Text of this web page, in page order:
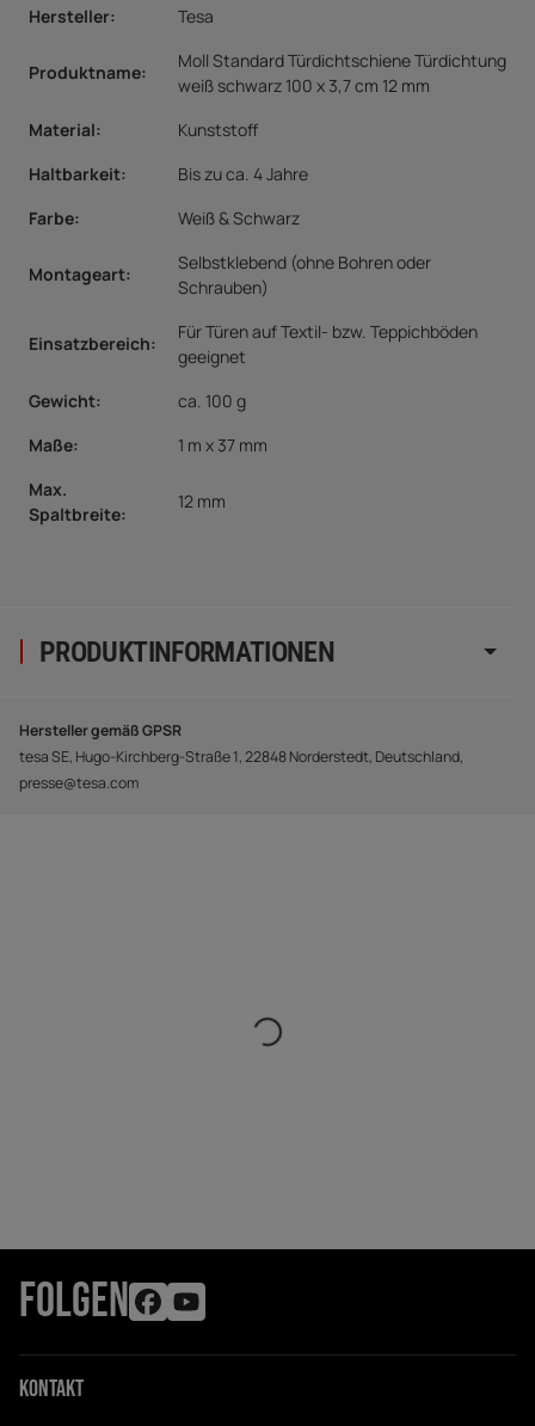
PRODUKTINFORMATIONEN
Hersteller: Tesa
Produktname:
Moll Standard Türdichtschiene Türdichtung
weiß schwarz 100 x 3,7 cm 12 mm
Material:
Kunststoff
Haltbarkeit:
Bis zu ca. 4 Jahre
Farbe:
Weiß & Schwarz
Montageart:
Selbstklebend (ohne Bohren oder
Schrauben)
Einsatzbereich:
Für Türen auf Textil- bzw. Teppichböden
geeignet
Gewicht:
ca. 100 g
Maße:
1 m x 37 mm
Max.
Spaltbreite:
12 mm
Hersteller gemäß GPSR
tesa SE, Hugo-Kirchberg-Straße 1, 22848 Norderstedt, Deutschland,
presse@tesa.com
FOLGEN
Kontakt